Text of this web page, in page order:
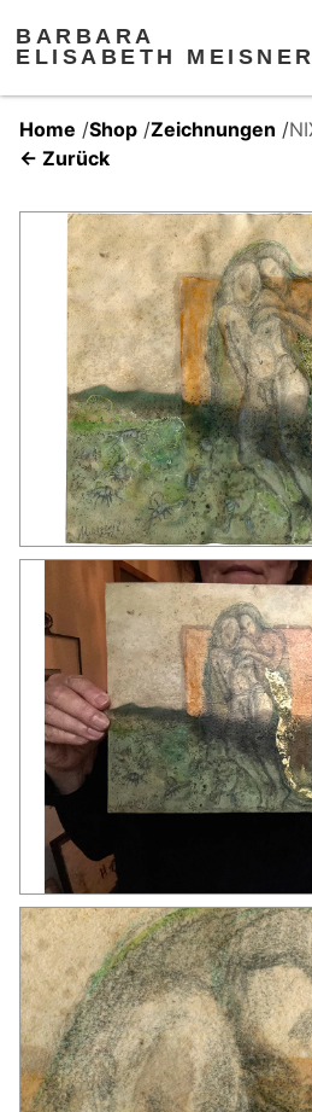
BARBARA
ELISABETH MEISNER
Home /Shop /Zeichnungen /
← Zurück